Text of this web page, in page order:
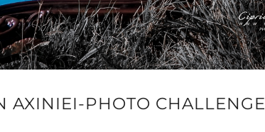
AXINIEI-PHOTO CHALLENGE